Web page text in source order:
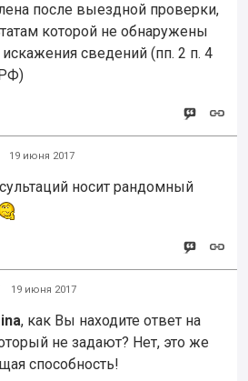
после выездной проверки,
которой не обнаружены
сведений (пп. 2 п. 4
19 июня 2017
носит рандомный
19 июня 2017
, как Вы находите ответ на
не задают? Нет, это же
способность!